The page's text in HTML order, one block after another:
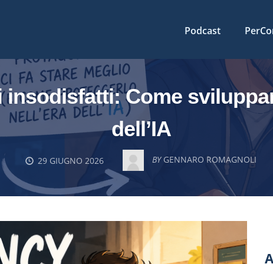
Podcast
insodisfatti: Come
dell’IA
29 GIUGNO 2026 BY GENNARO ROMAGNOLI